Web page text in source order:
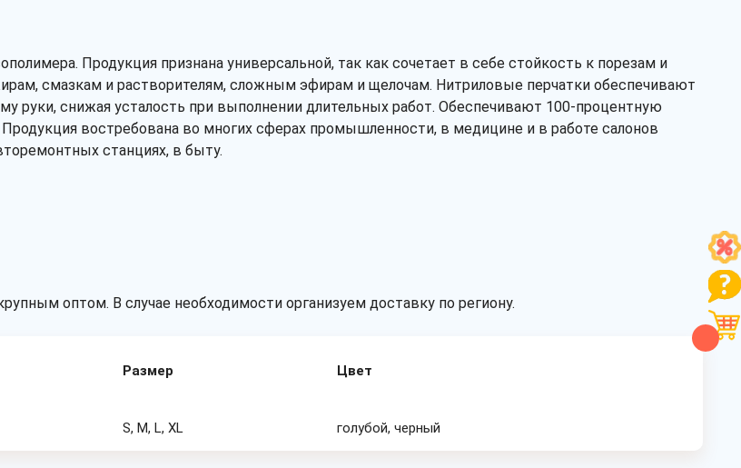
Продукция признана универсальной, так как сочетает в себе стойкость к порезам и
смазкам и растворителям, сложным эфирам и щелочам. Нитриловые перчатки обеспечивают
руки, снижая усталость при выполнении длительных работ. Обеспечивают 100-процентную
востребована во многих сферах промышленности, в медицине и в работе салонов
станциях, в быту.
оптом. В случае необходимости организуем доставку по региону.
Размер Цвет
S, M, L, XL голубой, черный